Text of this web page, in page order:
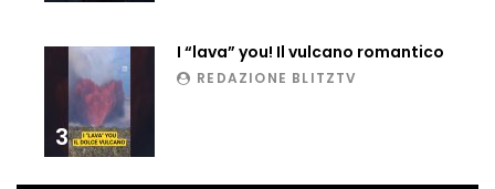
3
I “lava” you! Il vulcano romantico
REDAZIONE BLITZTV